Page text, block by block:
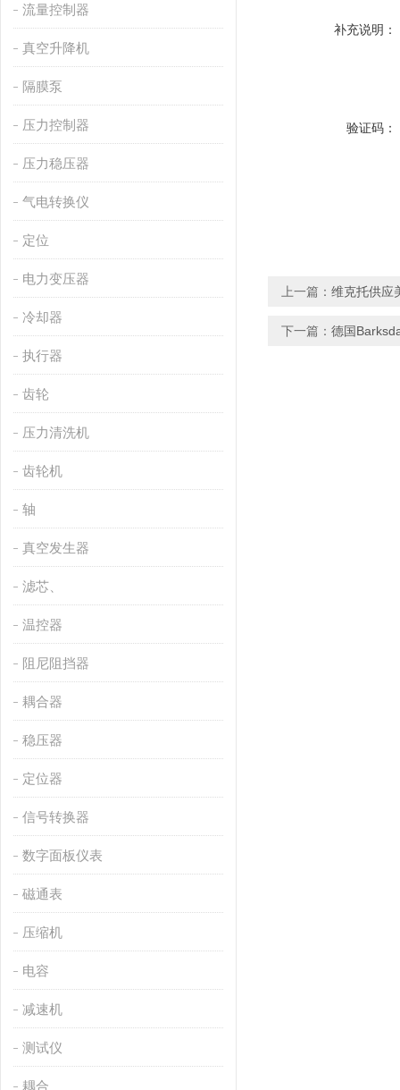
流量控制器
真空升降机
隔膜泵
压力控制器
压力稳压器
气电转换仪
定位
电力变压器
冷却器
执行器
齿轮
压力清洗机
齿轮机
轴
真空发生器
滤芯、
温控器
阻尼阻挡器
耦合器
稳压器
定位器
信号转换器
数字面板仪表
磁通表
压缩机
电容
减速机
测试仪
耦合
补充说明：
验证码：
上一篇： 维克托供应
下一篇： 德国